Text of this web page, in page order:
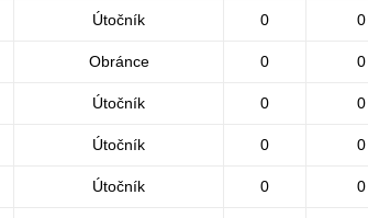
Útočník 0 0
Obránce 0 0
Útočník 0 0
Útočník 0 0
Útočník 0 0